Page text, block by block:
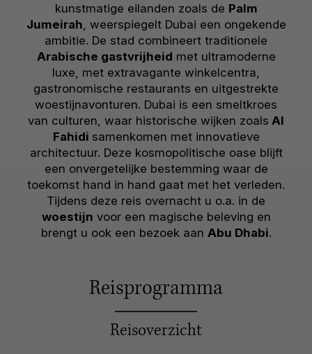
kunstmatige eilanden zoals de Palm
Jumeirah, weerspiegelt Dubai een ongekende
ambitie. De stad combineert traditionele
Arabische gastvrijheid met ultramoderne
luxe, met extravagante winkelcentra,
gastronomische restaurants en uitgestrekte
woestijnavonturen. Dubai is een smeltkroes
van culturen, waar historische wijken zoals Al
Fahidi samenkomen met innovatieve
architectuur. Deze kosmopolitische oase blijft
een onvergetelijke bestemming waar de
toekomst hand in hand gaat met het verleden.
Tijdens deze reis overnacht u o.a. in de
woestijn voor een magische beleving en
brengt u ook een bezoek aan Abu Dhabi.
Reisprogramma
Reisoverzicht